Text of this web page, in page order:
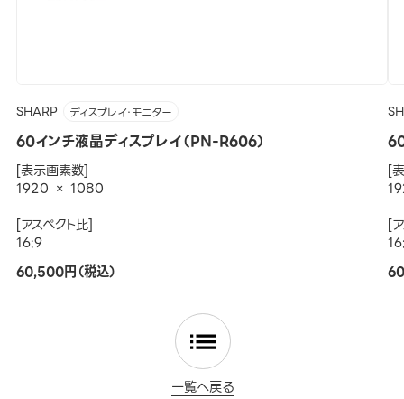
SHARP ディスプレイ・モニター
60インチ液晶ディスプレイ（PN-R606）
[表示画素数]
1920 × 1080
[アスペクト比]
16:9
60,500円（税込）
[
[
一覧へ戻る